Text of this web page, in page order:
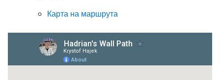
Карта на маршрута